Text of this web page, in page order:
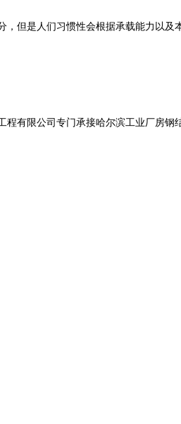
但是人们习惯性会根据承载能力以
有限公司专门承接哈尔滨工业厂房